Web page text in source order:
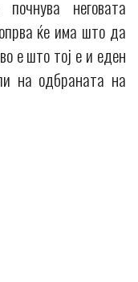
неговата
ќе има што да
е што тој е и еден
на одбраната на